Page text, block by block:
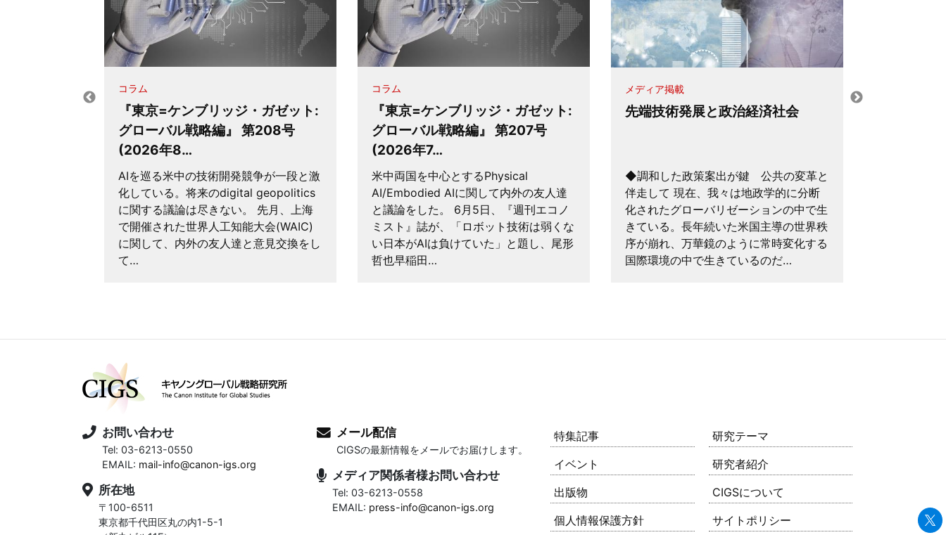
コラム
『東京=ケンブリッジ・ガゼット:
グローバル戦略編』 第208号
(2026年8…
AIを巡る米中の技術開発競争が一段と激
化している。将来のdigital geopolitics
に関する議論は尽きない。 先月、上海
で開催された世界人工知能大会(WAIC)
に関して、内外の友人達と意見交換をし
て…
コラム
『東京=ケンブリッジ・ガゼット:
グローバル戦略編』 第207号
(2026年7…
米中両国を中心とするPhysical
AI/Embodied AIに関して内外の友人達
と議論をした。 6月5日、『週刊エコノ
ミスト』誌が、「ロボット技術は弱くな
い日本がAIは負けていた」と題し、尾形
哲也早稲田…
メディア掲載
先端技術発展と政治経済社会
◆調和した政策案出が鍵 公共の変革と
伴走して 現在、我々は地政学的に分断
化されたグローバリゼーションの中で生
きている。長年続いた米国主導の世界秩
序が崩れ、万華鏡のように常時変化する
国際環境の中で生きているのだ…
お問い合わせ
Tel: 03-6213-0550
EMAIL: mail-info@canon-igs.org
所在地
〒100-6511
東京都千代田区丸の内1-5-1
メール配信
CIGSの最新情報をメールでお届けします。
メディア関係者様お問い合わせ
Tel: 03-6213-0558
EMAIL: press-info@canon-igs.org
特集記事
研究テーマ
イベント
研究者紹介
出版物
CIGSについて
個人情報保護方針
サイトポリシー